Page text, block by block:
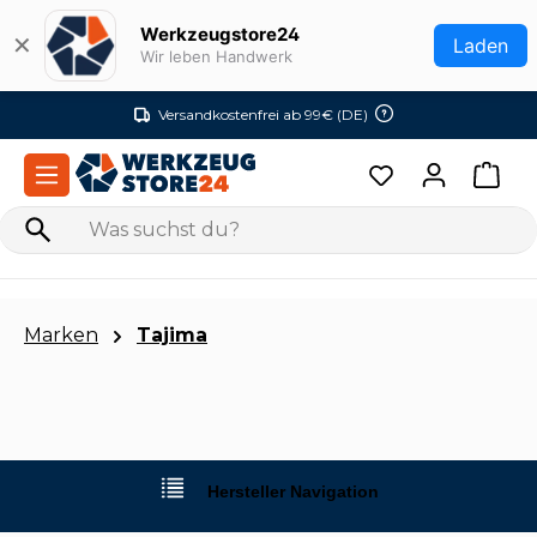
Zum Hauptinhalt springen
✕ Werkzeugstore24
Wir leben Handwerk Laden
Versandkostenfrei ab 99€ (DE)
Marken Tajima
Hersteller Navigation